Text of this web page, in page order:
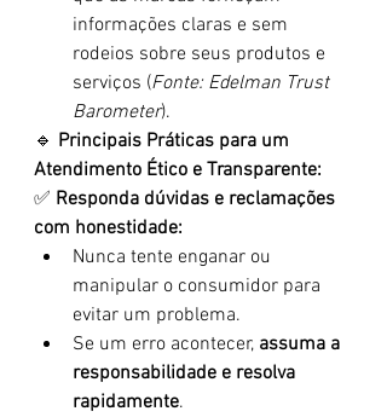
informações claras e sem
rodeios sobre seus produtos e
serviços (Fonte: Edelman Trust
Barometer).
🔹 Principais Práticas para um
Atendimento Ético e Transparente:
✅ Responda dúvidas e reclamações
com honestidade:
Nunca tente enganar ou
manipular o consumidor para
evitar um problema.
Se um erro acontecer, assuma a
responsabilidade e resolva
rapidamente.